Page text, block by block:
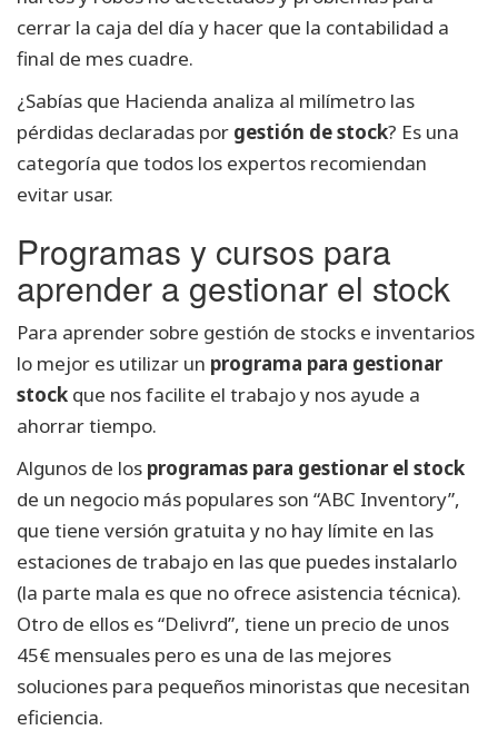
cerrar la caja del día y hacer que la contabilidad a
final de mes cuadre.
¿Sabías que Hacienda analiza al milímetro las
pérdidas declaradas por gestión de stock? Es una
categoría que todos los expertos recomiendan
evitar usar.
Programas y cursos para
aprender a gestionar el stock
Para aprender sobre gestión de stocks e inventarios
lo mejor es utilizar un programa para gestionar
stock que nos facilite el trabajo y nos ayude a
ahorrar tiempo.
Algunos de los programas para gestionar el stock
de un negocio más populares son “ABC Inventory”,
que tiene versión gratuita y no hay límite en las
estaciones de trabajo en las que puedes instalarlo
(la parte mala es que no ofrece asistencia técnica).
Otro de ellos es “Delivrd”, tiene un precio de unos
45€ mensuales pero es una de las mejores
soluciones para pequeños minoristas que necesitan
eficiencia.